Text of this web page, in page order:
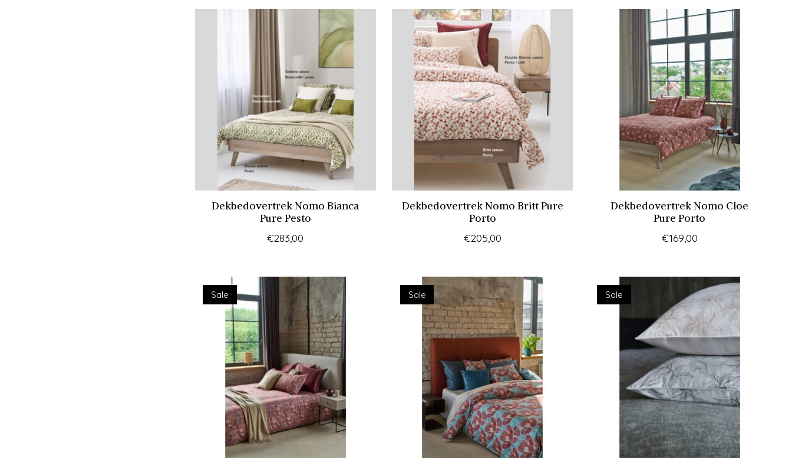
Dekbedovertrek Nomo Bianca
Pure Pesto
€283,00
Dekbedovertrek Nomo Britt Pure
Porto
€205,00
Dekbedovertrek Nomo Cloe
Pure Porto
€169,00
Sale Sale Sale